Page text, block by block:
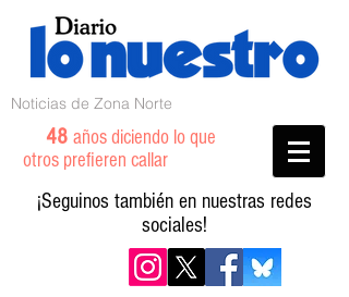
Noticias de Zona Norte
48 años diciendo lo que
otros prefieren callar
¡Seguinos también en nuestras redes
sociales!